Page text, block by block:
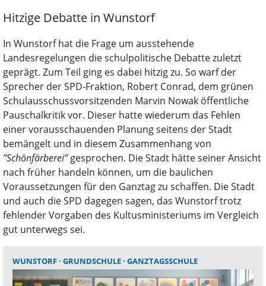
Hitzige Debatte in Wunstorf
In Wunstorf hat die Frage um ausstehende
Landesregelungen die schulpolitische Debatte zuletzt
geprägt. Zum Teil ging es dabei hitzig zu. So warf der
Sprecher der SPD-Fraktion, Robert Conrad, dem grünen
Schulausschussvorsitzenden Marvin Nowak öffentliche
Pauschalkritik vor. Dieser hatte wiederum das Fehlen
einer vorausschauenden Planung seitens der Stadt
bemängelt und in diesem Zusammenhang von
”Schönfärberei”gesprochen. Die Stadt hätte seiner Ansicht
nach früher handeln können, um die baulichen
Voraussetzungen für den Ganztag zu schaffen. Die Stadt
und auch die SPD dagegen sagen, das Wunstorf trotz
fehlender Vorgaben des Kultusministeriums im Vergleich
gut unterwegs sei.
WUNSTORF GRUNDSCHULE GANZTAGSSCHULE